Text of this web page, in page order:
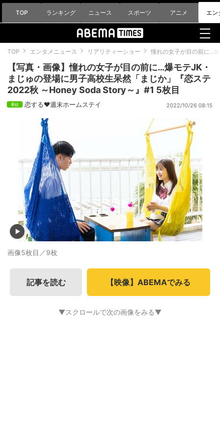
TOP ランキング ニュース スポーツ アニメ エン
TOP エンタメニュース リアリティーショー 憧れの女子が目の前に…
【写真・画像】憧れの女子が目の前に…爆モテJK・
まじゅの登場に男子高校生呆然「まじか」『恋ステ
2022秋 ～Honey Soda Story～』#1 5枚目
恋する♥週末ホームステイ 2022/10/26 08:15
画像5枚目／9枚
記事を読む 【映像】ABEMAでみる
▼スクロールで次の画像をみる▼